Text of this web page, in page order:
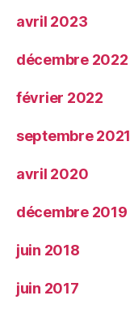
avril 2023
décembre 2022
février 2022
septembre 2021
avril 2020
décembre 2019
juin 2018
juin 2017